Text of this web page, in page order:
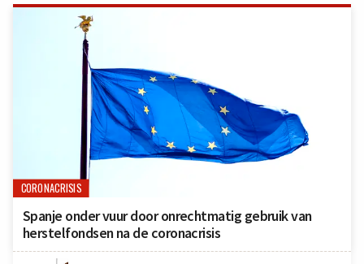
CORONACRISIS
Spanje onder vuur door onrechtmatig gebruik van
herstelfondsen na de coronacrisis